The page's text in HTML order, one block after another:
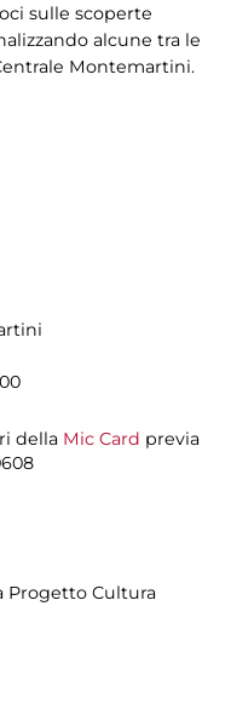
sulle scoperte
alcune tra le
Montemartini.
della Mic Card previa
Progetto Cultura